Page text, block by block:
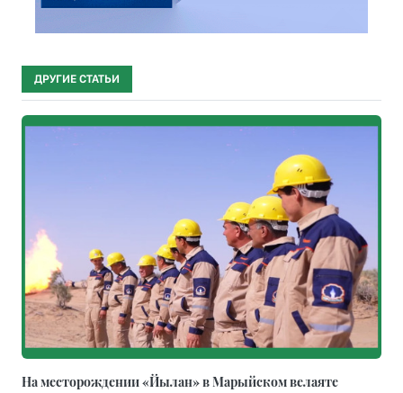
ДРУГИЕ СТАТЬИ
На месторождении «Йылан» в Марыйском велаяте